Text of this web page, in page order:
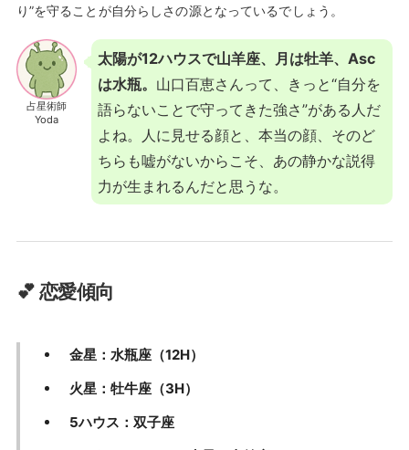
り”を守ることが自分らしさの源となっているでしょう。
占星術師
Yoda
太陽が12ハウスで山羊座、月は牡羊、Asc
は水瓶。 山口百恵さんって、きっと“自分を
語らないことで守ってきた強さ”がある人だ
よね。人に見せる顔と、本当の顔、そのど
ちらも嘘がないからこそ、あの静かな説得
力が生まれるんだと思うな。
💕 恋愛傾向
金星：水瓶座（12H）
火星：牡牛座（3H）
5ハウス：双子座